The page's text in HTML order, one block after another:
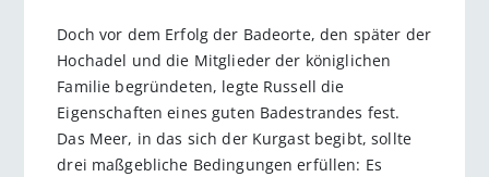
Doch vor dem Erfolg der Badeorte, den später der
Hochadel und die Mitglieder der königlichen
Familie begründeten, legte Russell die
Eigenschaften eines guten Badestrandes fest.
Das Meer, in das sich der Kurgast begibt, sollte
drei maßgebliche Bedingungen erfüllen: Es